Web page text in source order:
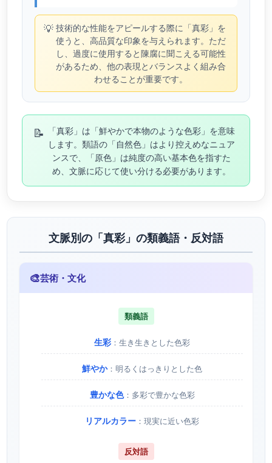
💡 技術的な性能をアピールする際に「真彩」を
使うと、高品質な印象を与えられます。ただ
し、過度に使用すると陳腐に聞こえる可能性
があるため、他の表現とバランスよく組み合
わせることが重要です。
📝
「真彩」は「鮮やかで本物のような色彩」を意味
します。類語の「自然色」はより控えめなニュア
ンスで、「原色」は純度の高い基本色を指すた
め、文脈に応じて使い分ける必要があります。
文脈別の「真彩」の類義語・反対語
🎨芸術・文化
類義語
生彩 ：生き生きとした色彩
鮮やか：明るくはっきりとした色
豊かな色：多彩で豊かな色彩
リアルカラー ：現実に近い色彩
反対語